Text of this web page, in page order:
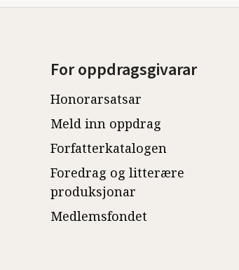
For oppdragsgivarar
Honorarsatsar
Meld inn oppdrag
Forfatterkatalogen
Foredrag og litterære
produksjonar
Medlemsfondet